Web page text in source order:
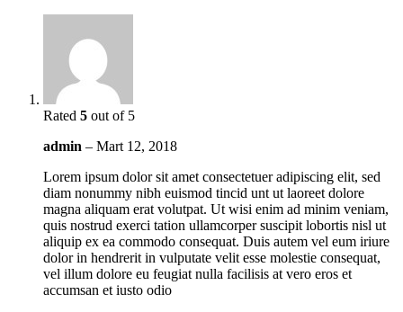
Rated 5 out of 5
admin – Mart 12, 2018
Lorem ipsum dolor sit amet consectetuer adipiscing elit, sed
diam nonummy nibh euismod tincid unt ut laoreet dolore
magna aliquam erat volutpat. Ut wisi enim ad minim veniam,
quis nostrud exerci tation ullamcorper suscipit lobortis nisl ut
aliquip ex ea commodo consequat. Duis autem vel eum iriure
dolor in hendrerit in vulputate velit esse molestie consequat,
vel illum dolore eu feugiat nulla facilisis at vero eros et
accumsan et iusto odio